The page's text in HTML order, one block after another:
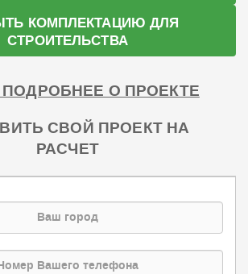
КОМПЛЕКТАЦИЮ ДЛЯ
СТРОИТЕЛЬСТВА
ПОДРОБНЕЕ О ПРОЕКТЕ
СВОЙ ПРОЕКТ НА
РАСЧЕТ